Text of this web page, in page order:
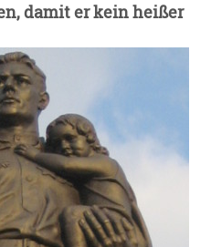
damit er kein heißer